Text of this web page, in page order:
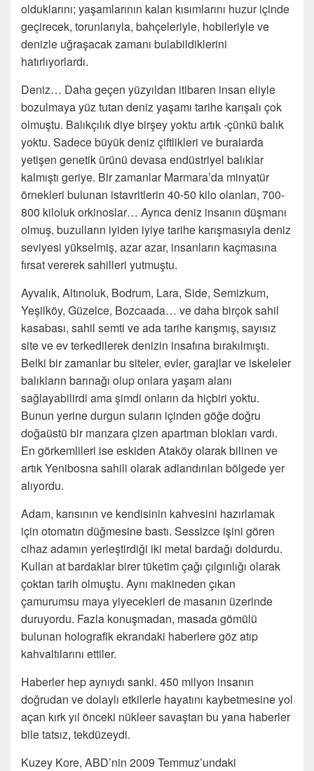
olduklarını; yaşamlarının kalan kısımlarını huzur içinde
geçirecek, torunlarıyla, bahçeleriyle, hobileriyle ve
denizle uğraşacak zamanı bulabildiklerini
hatırlıyorlardı.
Deniz… Daha geçen yüzyıldan itibaren insan eliyle
bozulmaya yüz tutan deniz yaşamı tarihe karışalı çok
olmuştu. Balıkçılık diye birşey yoktu artık -çünkü balık
yoktu. Sadece büyük deniz çiftlikleri ve buralarda
yetişen genetik ürünü devasa endüstriyel balıklar
kalmıştı geriye. Bir zamanlar Marmara’da minyatür
örnekleri bulunan istavritlerin 40-50 kilo olanları, 700-
800 kiloluk orkinoslar… Ayrıca deniz insanın düşmanı
olmuş, buzulların iyiden iyiye tarihe karışmasıyla deniz
seviyesi yükselmiş, azar azar, insanların kaçmasına
fırsat vererek sahilleri yutmuştu.
Ayvalık, Altınoluk, Bodrum, Lara, Side, Semizkum,
Yeşilköy, Güzelce, Bozcaada… ve daha birçok sahil
kasabası, sahil semti ve ada tarihe karışmış, sayısız
site ve ev terkedilerek denizin insafına bırakılmıştı.
Belki bir zamanlar bu siteler, evler, garajlar ve iskeleler
balıkların barınağı olup onlara yaşam alanı
sağlayabilirdi ama şimdi onların da hiçbiri yoktu.
Bunun yerine durgun suların içinden göğe doğru
doğaüstü bir manzara çizen apartman blokları vardı.
En görkemlileri ise eskiden Ataköy olarak bilinen ve
artık Yenibosna sahili olarak adlandırılan bölgede yer
alıyordu.
Adam, karısının ve kendisinin kahvesini hazırlamak
için otomatın düğmesine bastı. Sessizce işini gören
cihaz adamın yerleştirdiği iki metal bardağı doldurdu.
Kullan at bardaklar birer tüketim çağı çılgınlığı olarak
çoktan tarih olmuştu. Aynı makineden çıkan
çamurumsu maya yiyecekleri de masanın üzerinde
duruyordu. Fazla konuşmadan, masada gömülü
bulunan holografik ekrandaki haberlere göz atıp
kahvaltılarını ettiler.
Haberler hep aynıydı sanki. 450 milyon insanın
doğrudan ve dolaylı etkilerle hayatını kaybetmesine yol
açan kırk yıl önceki nükleer savaştan bu yana haberler
bile tatsız, tekdüzeydi.
Kuzey Kore, ABD’nin 2009 Temmuz’undaki